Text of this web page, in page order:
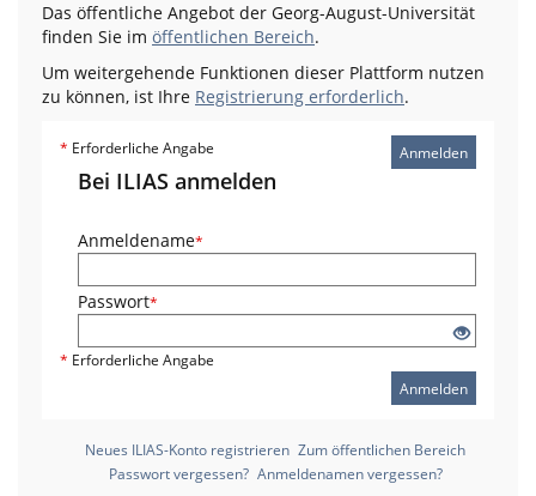
Das öffentliche Angebot der Georg-August-Universität
finden Sie im öffentlichen Bereich.
Um weitergehende Funktionen dieser Plattform nutzen
zu können, ist Ihre Registrierung erforderlich.
Anmelden
* Erforderliche Angabe
Bei ILIAS anmelden
Anmeldename*
Passwort*
* Erforderliche Angabe
Anmelden
Neues ILIAS-Konto registrieren Zum öffentlichen Bereich
Passwort vergessen? Anmeldenamen vergessen?